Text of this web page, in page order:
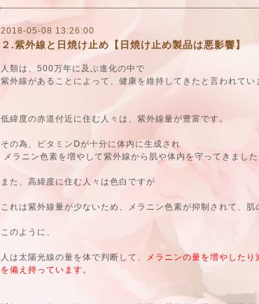
2018-05-08 13:26:00
２.紫外線と日焼け止め【日焼け止め製品は悪影響】
人類は、500万年に及ぶ進化の中で
紫外線があることによって、健康を維持してきたと言われてい
低緯度の赤道付近に住む人々は、紫外線量が豊富です。
その為、ビタミンⅮが十分に体内に生成され
メラニン色素を増やして紫外線から肌や体内を守ってきました
また、高緯度に住む人々は色白ですが
これは紫外線量が少ないため、メラニン色素が抑制されて、肌
このように、
人は太陽光線の量を体で判断して、
メラニンの量を増やした
を備え持っています。